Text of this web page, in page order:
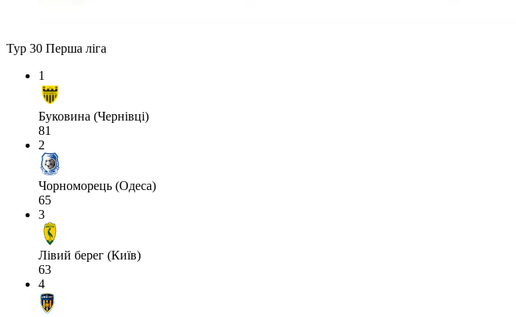
Тур 30 Перша ліга
1
Буковина (Чернівці)
81
2
Чорноморець (Одеса)
65
3
Лівий берег (Київ)
63
4